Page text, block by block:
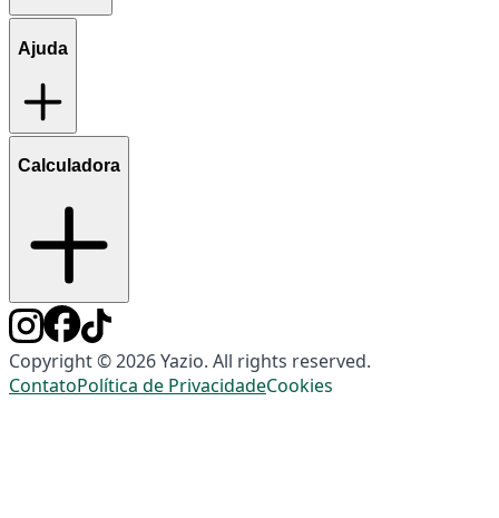
Ajuda
Calculadora
Copyright © 2026 Yazio. All rights reserved.
ContatoPolítica de PrivacidadeCookies